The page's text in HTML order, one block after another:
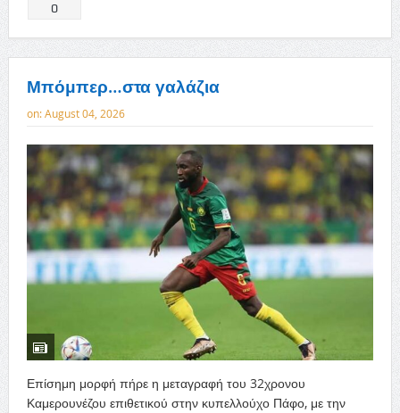
0
Μπόμπερ…στα γαλάζια
on:August 04, 2026
Επίσημη μορφή πήρε η μεταγραφή του 32χρονου
Καμερουνέζου επιθετικού στην κυπελλούχο Πάφο, με την